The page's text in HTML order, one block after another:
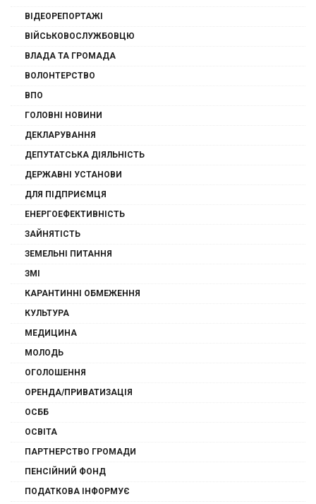
ВІДЕОРЕПОРТАЖІ
ВІЙСЬКОВОСЛУЖБОВЦЮ
ВЛАДА ТА ГРОМАДА
ВОЛОНТЕРСТВО
ВПО
ГОЛОВНІ НОВИНИ
ДЕКЛАРУВАННЯ
ДЕПУТАТСЬКА ДІЯЛЬНІСТЬ
ДЕРЖАВНІ УСТАНОВИ
ДЛЯ ПІДПРИЄМЦЯ
ЕНЕРГОЕФЕКТИВНІСТЬ
ЗАЙНЯТІСТЬ
ЗЕМЕЛЬНІ ПИТАННЯ
ЗМІ
КАРАНТИННІ ОБМЕЖЕННЯ
КУЛЬТУРА
МЕДИЦИНА
МОЛОДЬ
ОГОЛОШЕННЯ
ОРЕНДА/ПРИВАТИЗАЦІЯ
ОСББ
ОСВІТА
ПАРТНЕРСТВО ГРОМАДИ
ПЕНСІЙНИЙ ФОНД
ПОДАТКОВА ІНФОРМУЄ